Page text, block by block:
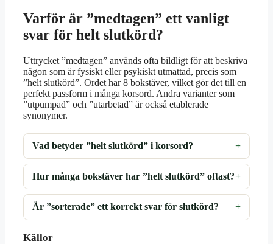
Varför är ”medtagen” ett vanligt
svar för helt slutkörd?
Uttrycket ”medtagen” används ofta bildligt för att beskriva
någon som är fysiskt eller psykiskt utmattad, precis som
”helt slutkörd”. Ordet har 8 bokstäver, vilket gör det till en
perfekt passform i många korsord. Andra varianter som
”utpumpad” och ”utarbetad” är också etablerade
synonymer.
Vad betyder ”helt slutkörd” i korsord?
Hur många bokstäver har ”helt slutkörd” oftast?
Är ”sorterade” ett korrekt svar för slutkörd?
Källor